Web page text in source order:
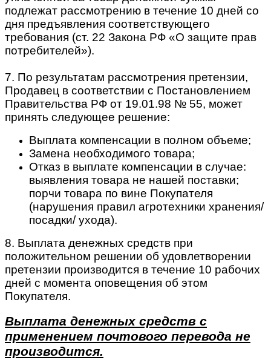
подлежат рассмотрению в течение 10 дней со
дня предъявления соответствующего
требования (ст. 22 Закона РФ «О защите прав
потребителей»).
7. По результатам рассмотрения претензии,
Продавец в соответствии с Постановлением
Правительства РФ от 19.01.98 № 55, может
принять следующее решение:
Выплата компенсации в полном объеме;
Замена необходимого товара;
Отказ в выплате компенсации в случае:
выявления товара не нашей поставки;
порчи товара по вине Покупателя
(нарушения правил агротехники хранения/
посадки/ ухода).
8. Выплата денежных средств при
положительном решении об удовлетворении
претензии производится в течение 10 рабочих
дней с момента оповещения об этом
Покупателя.
Выплата денежных средств с
применением почтового перевода не
производится.